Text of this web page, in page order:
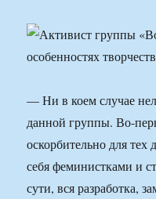
— Ни в коем случае
данной группы. Во-
оскорбительно для
себя феминистками и
сути, вся разработка,